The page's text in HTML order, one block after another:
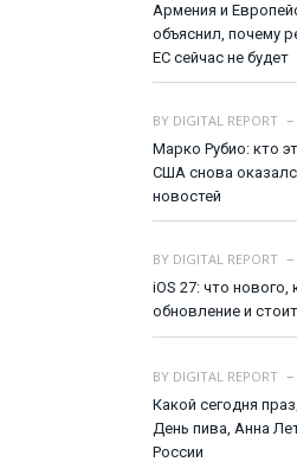
Армения и
объяснил, почему
ЕС сейчас не будет
BY DIGITAL REPORT
Марко Рубио: кто
США снова
новостей
BY DIGITAL REPORT
iOS 27: что нового,
обновление и
BY DIGITAL REPORT
Какой сегодня
День пива, Анна
России